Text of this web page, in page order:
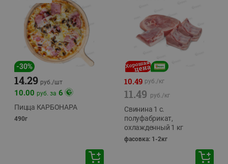
-30%
14.29 руб./шт
10.00 руб. за 6
Пицца КАРБОНАРА
490г
10.49 руб./кг
11.49 руб./кг
Свинина 1 с.
полуфабрикат,
охлажденный 1 кг
фасовка: 1-2кг